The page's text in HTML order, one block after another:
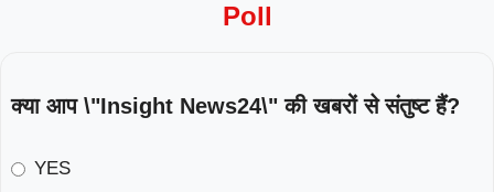
Poll
क्या आप \"Insight News24\" की खबरों से संतुष्ट हैं?
YES